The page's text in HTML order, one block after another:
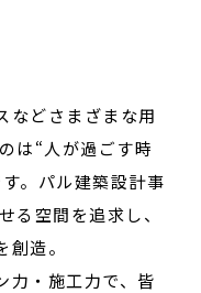
などさまざまな用
は“人が過ごす時
。パル建築設計事
る空間を追求し、
造。
力・施工力で、皆